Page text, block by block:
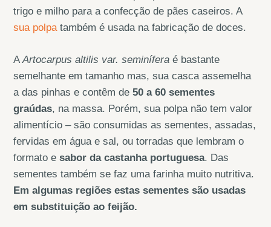
trigo e milho para a confecção de pães caseiros. A
sua polpatambém é usada na fabricação de doces.
AArtocarpus altilis var. seminífera é bastante
semelhante em tamanho mas, sua casca assemelha
a das pinhas e contêm de 50 a 60 sementes
graúdas, na massa. Porém, sua polpa não tem valor
alimentício – são consumidas as sementes, assadas,
fervidas em água e sal, ou torradas que lembram o
formato esabor da castanha portuguesa. Das
sementes também se faz uma farinha muito nutritiva.
Em algumas regiões estas sementes são usadas
em substituição ao feijão.